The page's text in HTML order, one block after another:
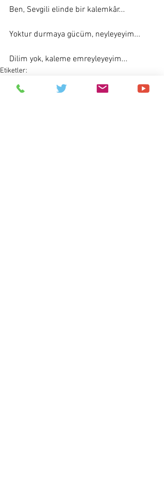
Ben, Sevgili elinde bir kalemkâr...
Yoktur durmaya gücüm, neyleyeyim...
Dilim yok, kaleme emreyleyeyim...
Etiketler: